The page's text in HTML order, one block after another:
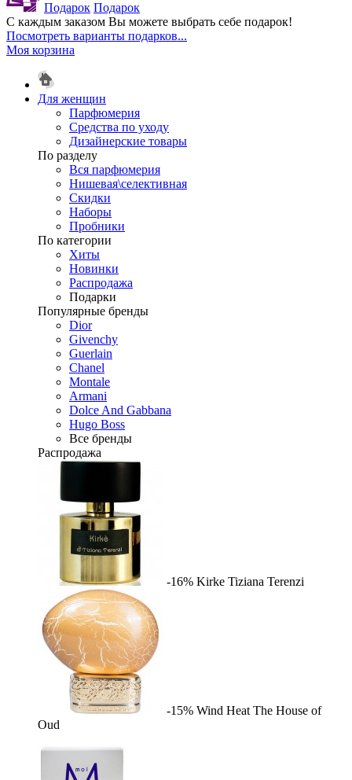
Подарок Подарок
С каждым заказом Вы можете выбрать себе подарок!
Посмотреть варианты подарков...
Моя корзина
Для женщин
Парфюмерия
Средства по уходу
Дизайнерские товары
По разделу
Вся парфюмерия
Нишевая\селективная
Скидки
Наборы
Пробники
По категории
Хиты
Новинки
Распродажа
Подарки
Популярные бренды
Dior
Givenchy
Guerlain
Chanel
Montale
Armani
Dolce And Gabbana
Hugo Boss
Все бренды
Распродажа
-16% Kirke Tiziana Terenzi
-15% Wind Heat The House of
Oud